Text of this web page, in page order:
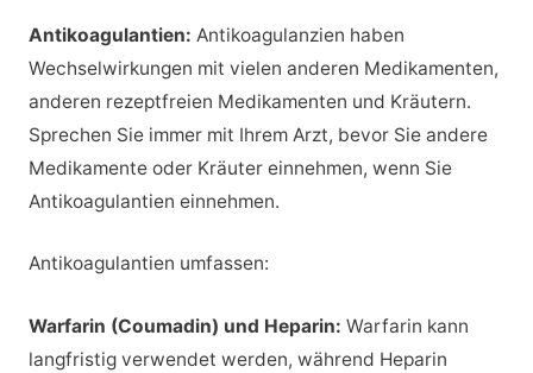
Antikoagulantien: Antikoagulanzien haben
Wechselwirkungen mit vielen anderen Medikamenten,
anderen rezeptfreien Medikamenten und Kräutern.
Sprechen Sie immer mit Ihrem Arzt, bevor Sie andere
Medikamente oder Kräuter einnehmen, wenn Sie
Antikoagulantien einnehmen.
Antikoagulantien umfassen:
Warfarin (Coumadin) und Heparin: Warfarin kann
langfristig verwendet werden, während Heparin